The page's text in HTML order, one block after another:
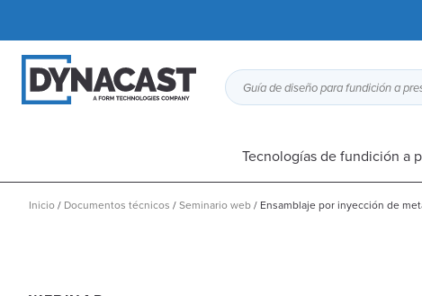
Tecnologías de fundición a
Inicio/ Documentos técnicos /Seminario web/ Ensamblaje por inyección de